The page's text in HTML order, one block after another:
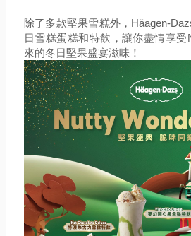
除了多款堅果雪糕外，Häagen-
日雪糕蛋糕和特飲，讓你盡情享受
來的冬日堅果盛宴滋味！